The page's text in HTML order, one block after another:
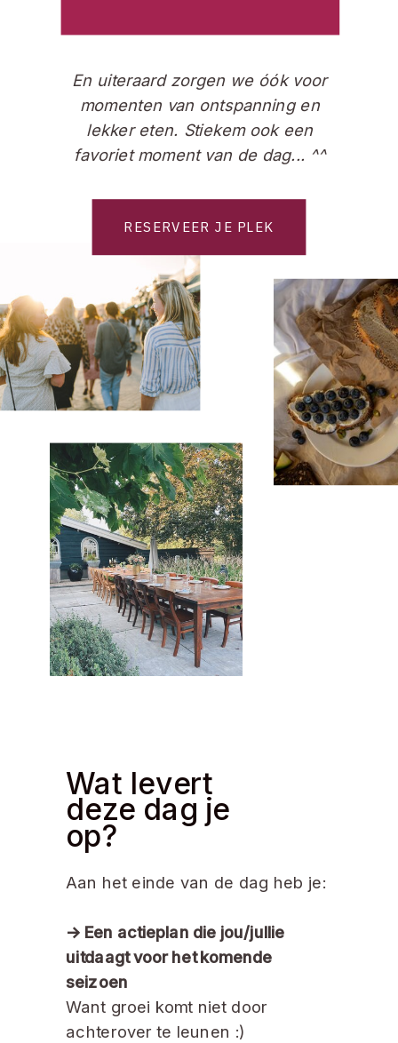
En uiteraard zorgen we óók voor
momenten van ontspanning en
lekker eten. Stiekem ook een
favoriet moment van de dag... ^^
RESERVEER JE PLEK
Aan het einde van de dag heb je:
-> Een actieplan die jou/jullie
uitdaagt voor het komende
seizoen
Want groei komt niet door
achterover te leunen :)
Wat levert
deze dag je
op?